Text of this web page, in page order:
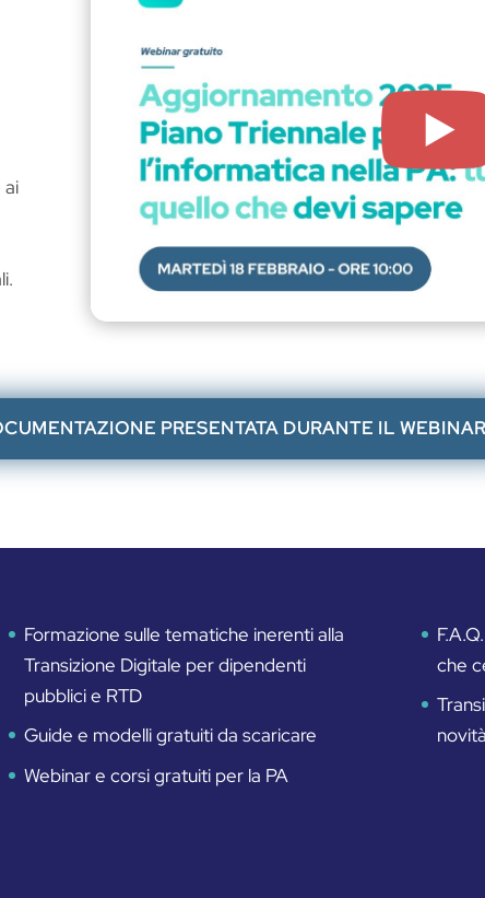
ai
PRESENTATA DURANTE IL WEBINAR
Formazione sulle tematiche inerenti alla
Transizione Digitale per dipendenti
pubblici e RTD
Guide e modelli gratuiti da scaricare
Webinar e corsi gratuiti per la PA
che